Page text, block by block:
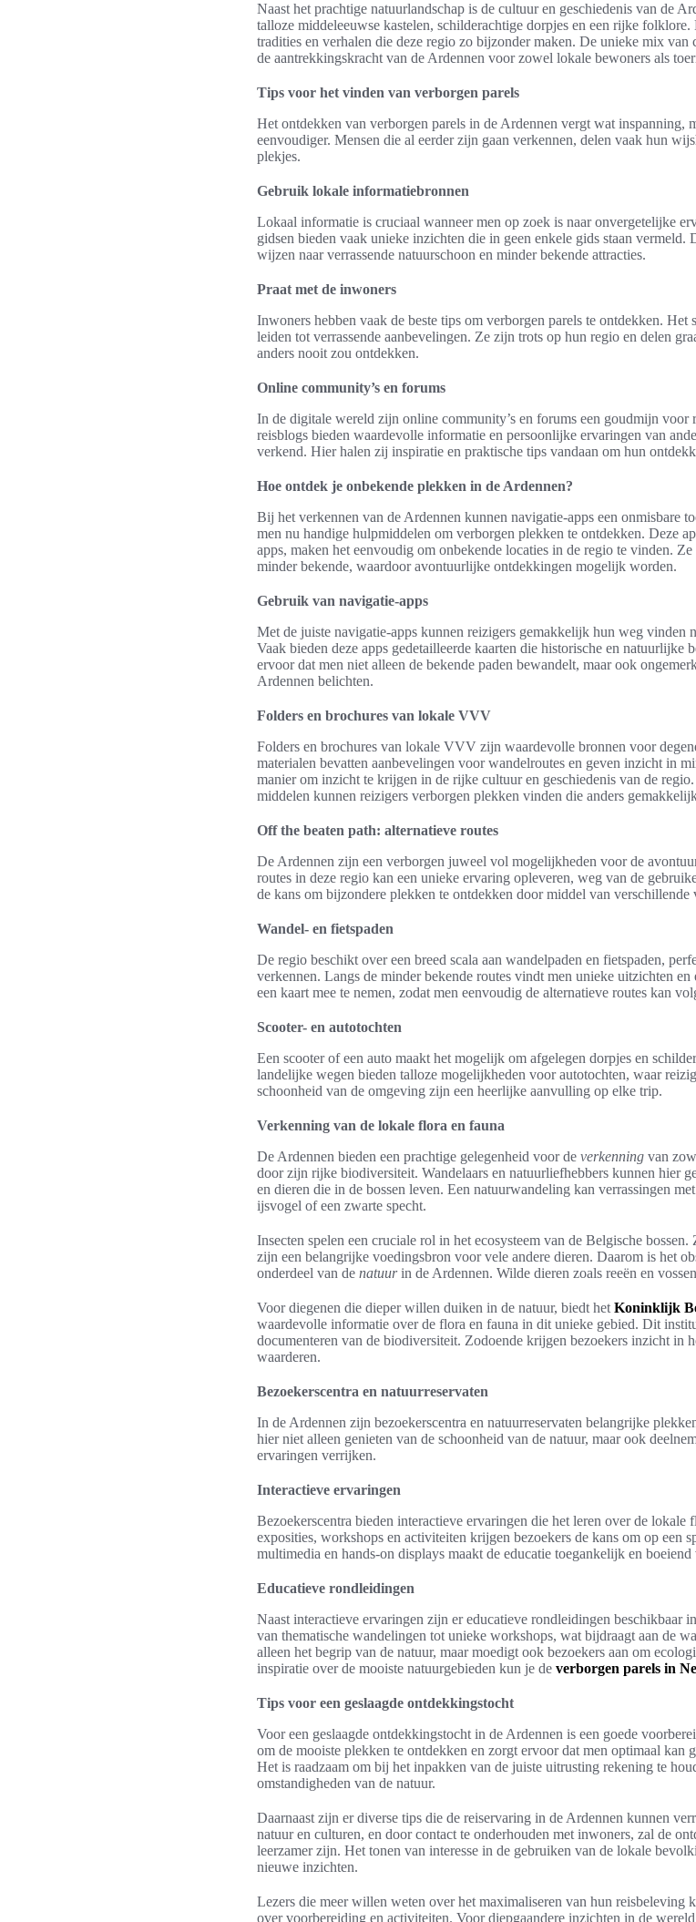
Naast het prachtige natuurlandschap is de cultuur en geschiedenis van de
talloze middeleeuwse kastelen, schilderachtige dorpjes en een rijke
tradities en verhalen die deze regio zo bijzonder maken. De unieke mix van
de aantrekkingskracht van de Ardennen voor zowel lokale bewoners als
Tips voor het vinden van verborgen parels
Het ontdekken van verborgen parels in de Ardennen vergt wat inspanning,
eenvoudiger. Mensen die al eerder zijn gaan verkennen, delen vaak hun
plekjes.
Gebruik lokale informatiebronnen
Lokaal informatie is cruciaal wanneer men op zoek is naar onvergetelijke
gidsen bieden vaak unieke inzichten die in geen enkele gids staan
wijzen naar verrassende natuurschoon en minder bekende attracties.
Praat met de inwoners
Inwoners hebben vaak de beste tips om verborgen parels te ontdekken. Het
leiden tot verrassende aanbevelingen. Ze zijn trots op hun regio en delen
anders nooit zou ontdekken.
Online community’s en forums
In de digitale wereld zijn online community’s en forums een goudmijn voor
reisblogs bieden waardevolle informatie en persoonlijke ervaringen van
verkend. Hier halen zij inspiratie en praktische tips vandaan om hun
Hoe ontdek je onbekende plekken in de Ardennen?
Bij het verkennen van de Ardennen kunnen navigatie-apps een onmisbare
men nu handige hulpmiddelen om verborgen plekken te ontdekken. Deze
apps, maken het eenvoudig om onbekende locaties in de regio te vinden.
minder bekende, waardoor avontuurlijke ontdekkingen mogelijk worden.
Gebruik van navigatie-apps
Met de juiste navigatie-apps kunnen reizigers gemakkelijk hun weg vinden
Vaak bieden deze apps gedetailleerde kaarten die historische en natuurlijke
ervoor dat men niet alleen de bekende paden bewandelt, maar ook
Ardennen belichten.
Folders en brochures van lokale VVV
Folders en brochures van lokale VVV zijn waardevolle bronnen voor
materialen bevatten aanbevelingen voor wandelroutes en geven inzicht in
manier om inzicht te krijgen in de rijke cultuur en geschiedenis van de
middelen kunnen reizigers verborgen plekken vinden die anders
Off the beaten path: alternatieve routes
De Ardennen zijn een verborgen juweel vol mogelijkheden voor de
routes in deze regio kan een unieke ervaring opleveren, weg van de
de kans om bijzondere plekken te ontdekken door middel van verschillende
Wandel- en fietspaden
De regio beschikt over een breed scala aan wandelpaden en fietspaden,
verkennen. Langs de minder bekende routes vindt men unieke uitzichten
een kaart mee te nemen, zodat men eenvoudig de alternatieve routes kan
Scooter- en autotochten
Een scooter of een auto maakt het mogelijk om afgelegen dorpjes en
landelijke wegen bieden talloze mogelijkheden voor autotochten, waar
schoonheid van de omgeving zijn een heerlijke aanvulling op elke trip.
Verkenning van de lokale flora en fauna
De Ardennen bieden een prachtige gelegenheid voor de verkenning van
door zijn rijke biodiversiteit. Wandelaars en natuurliefhebbers kunnen hier
en dieren die in de bossen leven. Een natuurwandeling kan verrassingen
ijsvogel of een zwarte specht.
Insecten spelen een cruciale rol in het ecosysteem van de Belgische
zijn een belangrijke voedingsbron voor vele andere dieren. Daarom is het
onderdeel van de natuurin de Ardennen. Wilde dieren zoals reeën en
Voor diegenen die dieper willen duiken in de natuur, biedt het Koninklijk
waardevolle informatie over de flora en fauna in dit unieke gebied. Dit
documenteren van de biodiversiteit. Zodoende krijgen bezoekers inzicht in
waarderen.
Bezoekerscentra en natuurreservaten
In de Ardennen zijn bezoekerscentra en natuurreservaten belangrijke
hier niet alleen genieten van de schoonheid van de natuur, maar ook
ervaringen verrijken.
Interactieve ervaringen
Bezoekerscentra bieden interactieve ervaringen die het leren over de
exposities, workshops en activiteiten krijgen bezoekers de kans om op een
multimedia en hands-on displays maakt de educatie toegankelijk en
Educatieve rondleidingen
Naast interactieve ervaringen zijn er educatieve rondleidingen beschikbaar
van thematische wandelingen tot unieke workshops, wat bijdraagt aan de
alleen het begrip van de natuur, maar moedigt ook bezoekers aan om
inspiratie over de mooiste natuurgebieden kun je de verborgen parels in
Tips voor een geslaagde ontdekkingstocht
Voor een geslaagde ontdekkingstocht in de Ardennen is een goede
om de mooiste plekken te ontdekken en zorgt ervoor dat men optimaal kan
Het is raadzaam om bij het inpakken van de juiste uitrusting rekening te
omstandigheden van de natuur.
Daarnaast zijn er diverse tips die de reiservaring in de Ardennen kunnen
natuur en culturen, en door contact te onderhouden met inwoners, zal de
leerzamer zijn. Het tonen van interesse in de gebruiken van de lokale
nieuwe inzichten.
Lezers die meer willen weten over het maximaliseren van hun
over voorbereiding en activiteiten. Voor diepgaandere inzichten in de